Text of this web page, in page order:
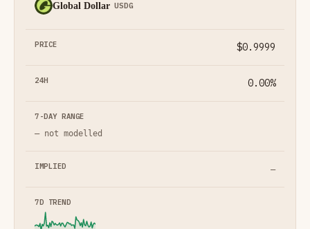
Global Dollar USDG
$0.9999
0.00%
— not modelled
—